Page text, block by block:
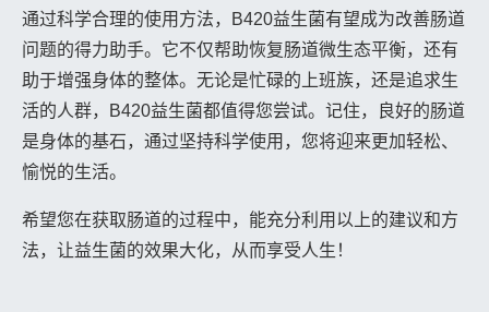
通过科学合理的使用方法，B420益生菌有望成为改善肠道
问题的得力助手。它不仅帮助恢复肠道微生态平衡，还有
助于增强身体的整体。无论是忙碌的上班族，还是追求生
活的人群，B420益生菌都值得您尝试。记住，良好的肠道
是身体的基石，通过坚持科学使用，您将迎来更加轻松、
愉悦的生活。
希望您在获取肠道的过程中，能充分利用以上的建议和方
法，让益生菌的效果大化，从而享受人生！